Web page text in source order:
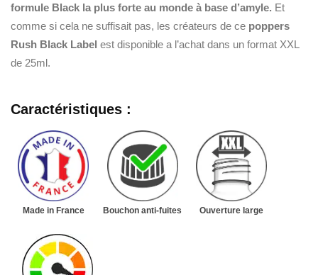
formule Black la plus forte au monde à base d’amyle. Et
comme si cela ne suffisait pas, les créateurs de ce poppers
Rush Black Label est disponible a l’achat dans un format XXL
de 25ml.
Caractéristiques :
Made in France Bouchon anti-fuites Ouverture large